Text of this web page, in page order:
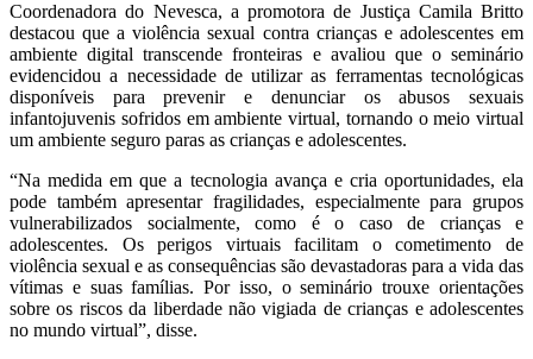
Coordenadora do Nevesca, a promotora de Justiça Camila Britto
destacou que a violência sexual contra crianças e adolescentes em
ambiente digital transcende fronteiras e avaliou que o seminário
evidencidou a necessidade de utilizar as ferramentas tecnológicas
disponíveis para prevenir e denunciar os abusos sexuais
infantojuvenis sofridos em ambiente virtual, tornando o meio virtual
um ambiente seguro paras as crianças e adolescentes.
“Na medida em que a tecnologia avança e cria oportunidades, ela
pode também apresentar fragilidades, especialmente para grupos
vulnerabilizados socialmente, como é o caso de crianças e
adolescentes. Os perigos virtuais facilitam o cometimento de
violência sexual e as consequências são devastadoras para a vida das
vítimas e suas famílias. Por isso, o seminário trouxe orientações
sobre os riscos da liberdade não vigiada de crianças e adolescentes
no mundo virtual”, disse.